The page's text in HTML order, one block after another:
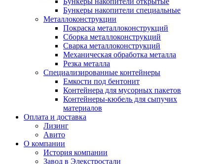
Бункеры накопители специальные
Металлоконструкции
Покраска металлоконструкций
Сборка металлоконструкций
Сварка металлоконструкций
Механическая обработка металла
Резка металла
Специализированные контейнеры
Емкости под бентонит
Контейнера для мусорных пакетов
Контейнеры-кюбель для сыпучих
материалов
Оплата и доставка
Лизинг
Авито
О компании
История компании
Завод в Элекстростали